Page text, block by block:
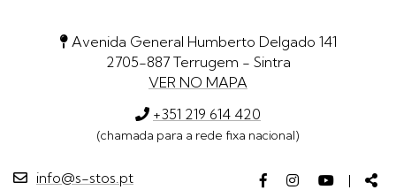
Avenida General Humberto Delgado 141
2705-887 Terrugem - Sintra
VER NO MAPA
+351 219 614 420
(chamada para a rede fixa nacional)
info@s-stos.pt
Facebook
InstagramYoutube
|